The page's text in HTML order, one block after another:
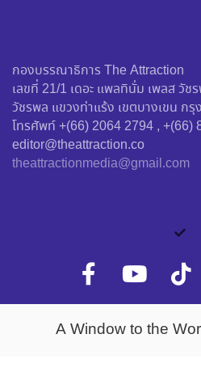
กองบรรณาธิการ The Attraction
เลขที่ 21/1 เดอะ แพลทินั่ม เพลส วั
วัชรพล แขวงท่าแร้ง เขตบางเขน ก
โทรศัพท์ +(66) 2064 2794 , +(66)
editor@theattraction.co
theattractionmedia@gmail.com
A Window to the